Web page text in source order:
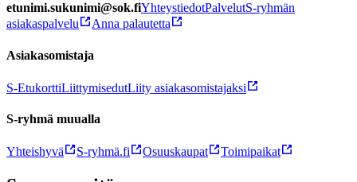
etunimi.sukunimi@sok.fiYhteystiedotPalvelutS-ryhmän
asiakaspalvelu
Anna palautetta
Asiakasomistaja
S-EtukorttiLiittymisedutLiity asiakasomistajaksi
S-ryhmä muualla
Yhteishyvä S-ryhmä.fi Osuuskaupat Toimipaikat